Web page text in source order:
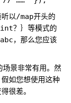
以/map开头的
？｝ 等模式的
，那么您应该
场景非常有用。然
如您想使用这种
很差。